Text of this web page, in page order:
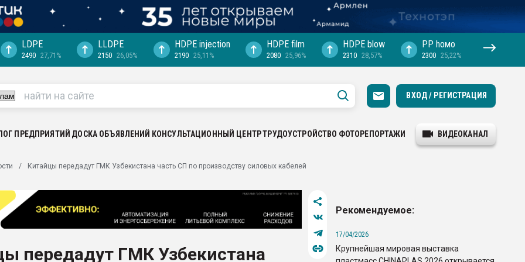
выходит на
рынке
LDPE
2490 27,71%
LLDPE
2150 26,05%
HDPE injection
2190 25,11%
HDPE film
2080 25,96%
HDPE blow
2310 28,57%
PP hомо
2300 25,22%
ВХОД / РЕГИСТРАЦИЯ
ПРЕДПРИЯТИЙ ДОСКА ОБЪЯВЛЕНИЙ КОНСУЛЬТАЦИОННЫЙ ЦЕНТРТРУДОУСТРОЙСТВО ФОТОРЕПОРТАЖИ ВИДЕОКАНАЛ
Китайцы передадут ГМК Узбекистана часть СП по производству силовых кабелей
передадут ГМК Узбекистана
Рекомендуемое:
17/04/2026
Крупнейшая мировая выставка